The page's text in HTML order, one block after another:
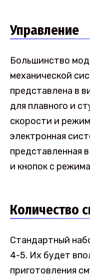
Управление
Большинство
механической
представлена в
для плавного и
скорости и
электронная
представленная
и кнопок с
Количество
Стандартный
4-5. Их будет
приготовления